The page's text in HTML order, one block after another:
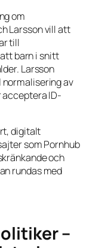
om
Larsson vill att
till
barn i snitt
Larsson
av
acceptera ID-
digitalt
som Pornhub
och
rundas med
–